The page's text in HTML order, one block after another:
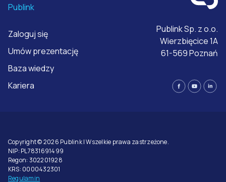
Publink
Zaloguj się
Umów prezentację
Baza wiedzy
Kariera
Publink Sp. z o.o.
Wierzbięcice 1A
61-569 Poznań
Copyright © 2026 Publink | Wszelkie prawa zastrzeżone.
NIP: PL7831691499
Regon: 302201928
KRS: 0000432301
Regulamin